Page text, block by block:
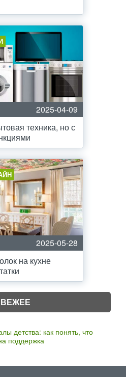
2025-04-09
техника, но с
2025-05-28
на кухне
детства: как понять, что
поддержка